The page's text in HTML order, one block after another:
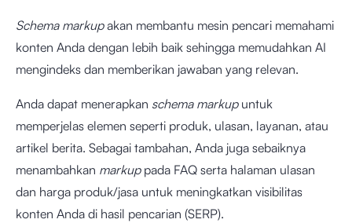
Schema markupakan membantu mesin pencari memahami
konten Anda dengan lebih baik sehingga memudahkan AI
mengindeks dan memberikan jawaban yang relevan.
Anda dapat menerapkan schema markupuntuk
memperjelas elemen seperti produk, ulasan, layanan, atau
artikel berita. Sebagai tambahan, Anda juga sebaiknya
menambahkan markup pada FAQ serta halaman ulasan
dan harga produk/jasa untuk meningkatkan visibilitas
konten Anda di hasil pencarian (SERP).